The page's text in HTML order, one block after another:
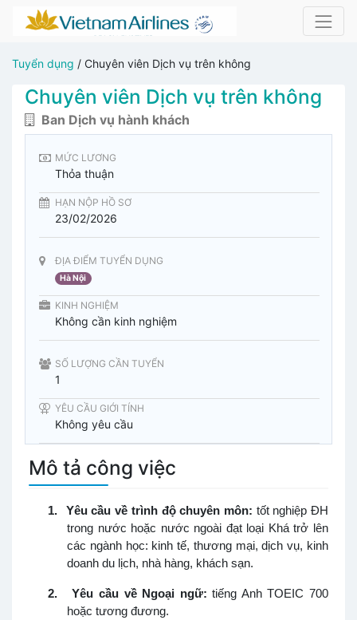
Tuyển dụng / Chuyên viên Dịch vụ trên không
Chuyên viên Dịch vụ trên không
Ban Dịch vụ hành khách
MỨC LƯƠNG
Thỏa thuận
HẠN NỘP HỒ SƠ
23/02/2026
ĐỊA ĐIỂM TUYỂN DỤNG
Hà Nội
KINH NGHIỆM
Không cần kinh nghiệm
SỐ LƯỢNG CẦN TUYỂN
1
YÊU CẦU GIỚI TÍNH
Không yêu cầu
Mô tả công việc
1. Yêu cầu về trình độ chuyên môn: tốt nghiệp ĐH
trong nước hoặc nước ngoài đạt loại Khá trở lên
các ngành học: kinh tế, thương mại, dịch vụ, kinh
doanh du lịch, nhà hàng, khách sạn.
2. Yêu cầu về Ngoại ngữ: tiếng Anh TOEIC 700
hoặc tương đương.